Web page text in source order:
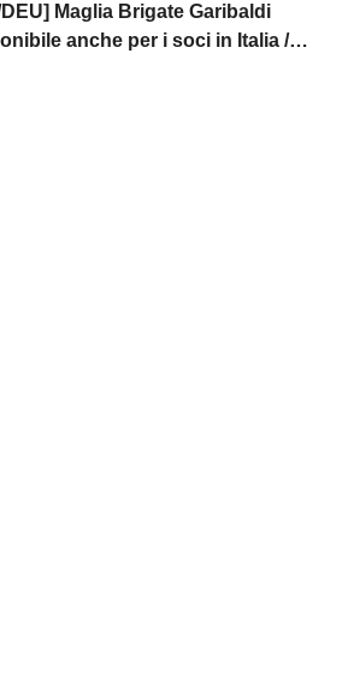
DEU] Maglia Brigate Garibaldi
anche per i soci in Italia /